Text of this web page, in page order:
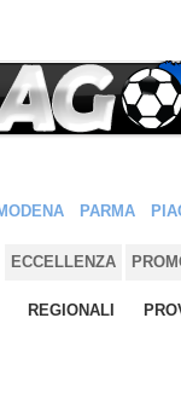
PARMA
ECCELLENZA
REGIONALI